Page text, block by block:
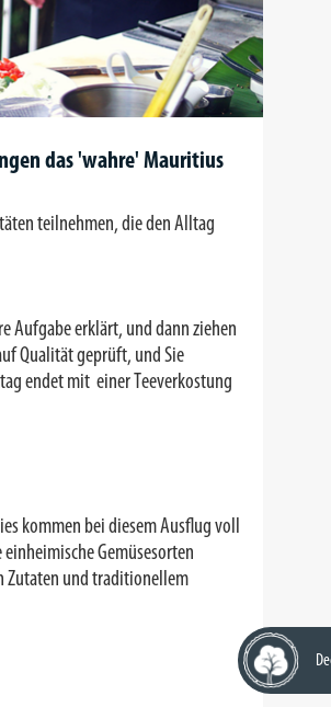
das 'wahre' Mauritius
teilnehmen, die den Alltag
Aufgabe erklärt, und dann ziehen
Qualität geprüft, und Sie
endet mit einer Teeverkostung
kommen bei diesem Ausflug voll
Gemüsesorten
Zutaten und traditionellem